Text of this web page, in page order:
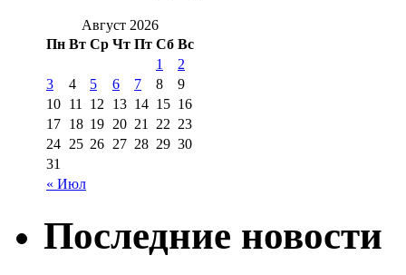
Август 2026
Пн Вт Ср Чт Пт Сб Вс
« Июл
1
2
3
4 5 6 7 8
9
10 11 12 13 14 15 16
17 18 19 20 21 22 23
24 25 26 27 28 29 30
31
Последние новости